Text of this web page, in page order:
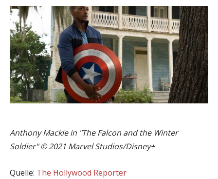
Anthony Mackie in "The Falcon and the Winter
Soldier" © 2021 Marvel Studios/Disney+
Quelle: The Hollywood Reporter